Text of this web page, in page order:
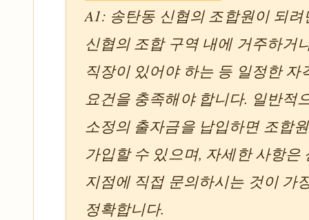
A1: 송탄동 신협의 조합원이 되려
신협의 조합 구역 내에 거주하거
직장이 있어야 하는 등 일정한 자
요건을 충족해야 합니다. 일반적
소정의 출자금을 납입하면 조합
가입할 수 있으며, 자세한 사항은
지점에 직접 문의하시는 것이 가
정확합니다.